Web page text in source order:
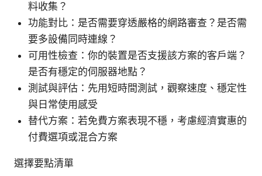
料收集？
功能對比：是否需要穿透嚴格的網路審查？是否需
要多設備同時連線？
可用性檢查：你的裝置是否支援該方案的客戶端？
是否有穩定的伺服器地點？
測試與評估：先用短時間測試，觀察速度、穩定性
與日常使用感受
替代方案：若免費方案表現不穩，考慮經濟實惠的
付費選項或混合方案
選擇要點清單